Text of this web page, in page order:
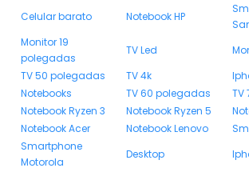
Celular barato
Notebook HP
Monitor 19
polegadas
TV Led
TV 50 polegadas
TV 4k
Notebooks
TV 60 polegadas
TV
Notebook Ryzen 3
Notebook Ryzen 5
Notebook Acer
Notebook Lenovo
Smartphone
Motorola
Desktop